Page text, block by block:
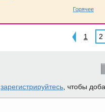
Горячее
1 2
зарегистрируйтесь , чтобы